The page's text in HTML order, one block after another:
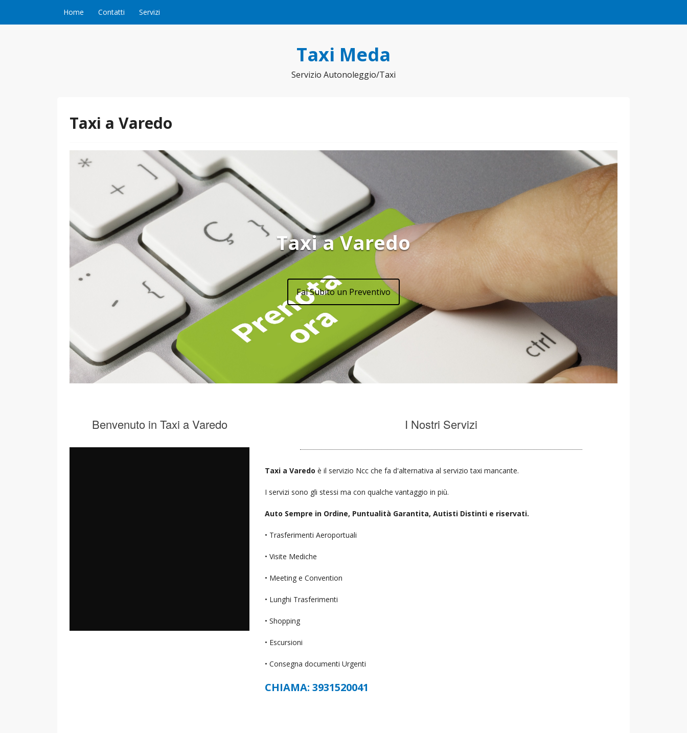
Home Contatti Servizi
Taxi Meda
Servizio Autonoleggio/Taxi
Taxi a Varedo
Taxi a Varedo
Fai Subito un Preventivo
Benvenuto in Taxi a Varedo I Nostri Servizi
Taxi a Varedoè il servizio Ncc che fa d'alternativa al servizio taxi mancante.
I servizi sono gli stessi ma con qualche vantaggio in più.
Auto Sempre in Ordine, Puntualità Garantita, Autisti Distinti e riservati.
• Trasferimenti Aeroportuali
• Visite Mediche
• Meeting e Convention
• Lunghi Trasferimenti
• Shopping
• Escursioni
• Consegna documenti Urgenti
CHIAMA: 3931520041